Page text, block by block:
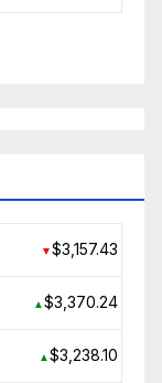
▼$3,157.43
▲$3,370.24
▲$3,238.10